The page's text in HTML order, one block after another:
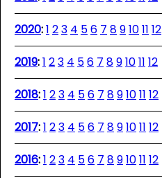
2020:1 23 4 56 7 891011 12
2019:1 23 4 56 7 891011 12
2018:1 23 4 56 7 891011 12
2017:1 23 4 56 7 891011 12
2016:1 23 4 56 7 891011 12